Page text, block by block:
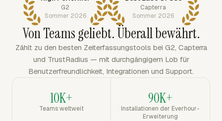
G2
Sommer 2026
Capterra
Sommer 2026
Von Teams geliebt. Überall bewährt.
Zählt zu den besten Zeiterfassungstools bei G2, Capterra
und TrustRadius — mit durchgängigem Lob für
Benutzerfreundlichkeit, Integrationen und Support.
10K+
Teams weltweit
90K+
Installationen der Everhour-
Erweiterung